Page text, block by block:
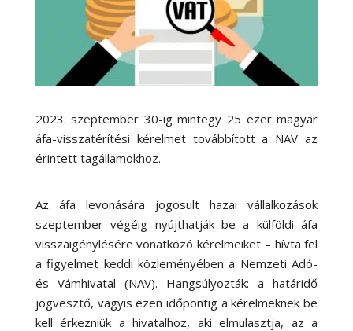
2023. szeptember 30-ig mintegy 25 ezer magyar
áfa-visszatérítési kérelmet továbbított a NAV az
érintett tagállamokhoz.
Az áfa levonására jogosult hazai vállalkozások
szeptember végéig nyújthatják be a külföldi áfa
visszaigénylésére vonatkozó kérelmeiket – hívta fel
a figyelmet keddi közleményében a Nemzeti Adó-
és Vámhivatal (NAV). Hangsúlyozták: a határidő
jogvesztő, vagyis ezen időpontig a kérelmeknek be
kell érkezniük a hivatalhoz, aki elmulasztja, az a